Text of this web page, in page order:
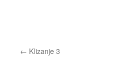
Klizanje 3